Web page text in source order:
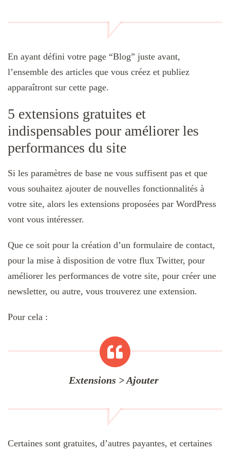
En ayant défini votre page “Blog” juste avant,
l’ensemble des articles que vous créez et publiez
apparaîtront sur cette page.
5 extensions gratuites et
indispensables pour améliorer les
performances du site
Si les paramètres de base ne vous suffisent pas et que
vous souhaitez ajouter de nouvelles fonctionnalités à
votre site, alors les extensions proposées par WordPress
vont vous intéresser.
Que ce soit pour la création d’un formulaire de contact,
pour la mise à disposition de votre flux Twitter, pour
améliorer les performances de votre site, pour créer une
newsletter, ou autre, vous trouverez une extension.
Pour cela :
Extensions > Ajouter
Certaines sont gratuites, d’autres payantes, et certaines